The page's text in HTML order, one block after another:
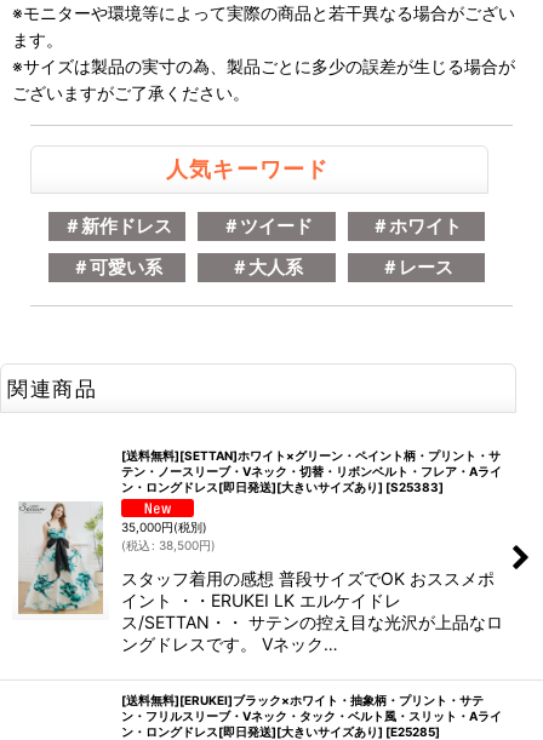
※モニターや環境等によって実際の商品と若干異なる場合がござい
ます。
※サイズは製品の実寸の為、製品ごとに多少の誤差が生じる場合が
ございますがご了承ください。
人気キーワード
＃新作ドレス ＃ツイード
＃ホワイト
＃可愛い系
＃大人系 ＃レース
関連商品
[送料無料][SETTAN]ホワイト×グリーン・ペイント柄・プリント・サ
テン・ノースリーブ・Vネック・切替・リボンベルト・フレア・Aライ
ン・ロングドレス[即日発送][大きいサイズあり] [S25383]
35,000円(税別)
(税込 : 38,500円)
スタッフ着用の感想 普段サイズでOK おススメポ
イント ・・ERUKEI LK エルケイドレ
ス/SETTAN・・ サテンの控え目な光沢が上品なロ
ングドレスです。 Vネック…
[送料無料][ERUKEI]ブラック×ホワイト・抽象柄・プリント・サテ
ン・フリルスリーブ・Vネック・タック・ベルト風・スリット・Aライ
ン・ロングドレス[即日発送][大きいサイズあり] [E25285]